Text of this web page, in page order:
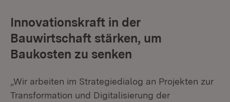
Innovationskraft in der
Bauwirtschaft stärken, um
Baukosten zu senken
„Wir arbeiten im Strategiedialog an Projekten zur
Transformation und Digitalisierung der